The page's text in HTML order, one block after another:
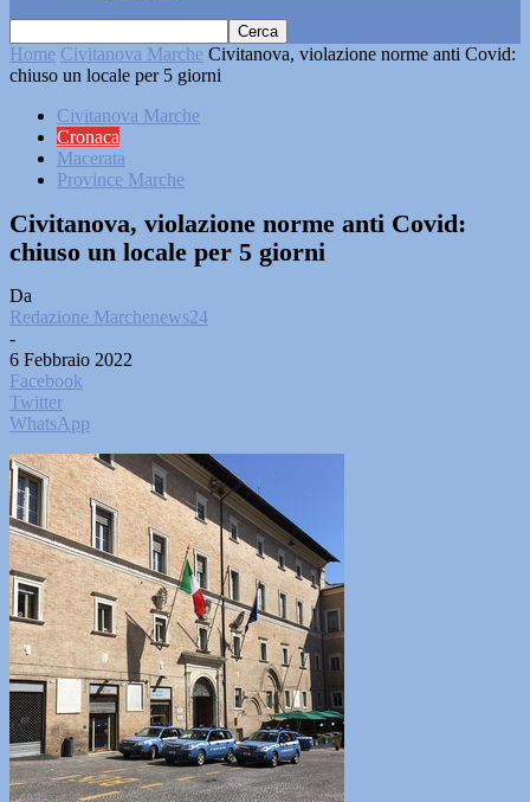
Home Civitanova Marche Civitanova, violazione norme anti Covid:
chiuso un locale per 5 giorni
Civitanova Marche
Cronaca
Macerata
Province Marche
Civitanova, violazione norme anti Covid:
chiuso un locale per 5 giorni
Da
Redazione Marchenews24
-
6 Febbraio 2022
Facebook
Twitter
WhatsApp